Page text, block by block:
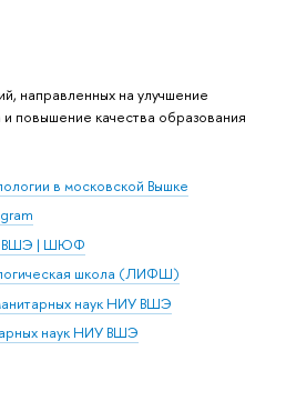
направленных на улучшение
повышение качества образования
в московской Вышке
ВШЭ | ШЮФ
школа (ЛИФШ)
наук НИУ ВШЭ
наук НИУ ВШЭ